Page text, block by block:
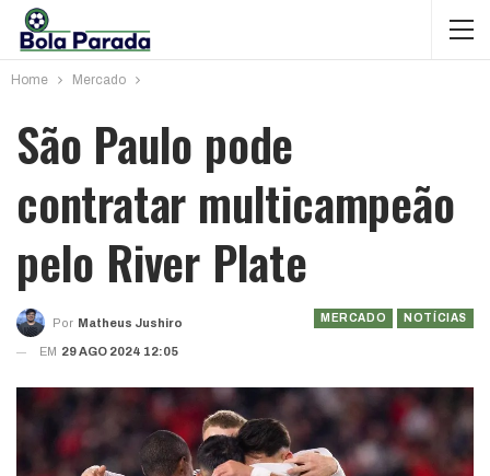
Home Mercado
São Paulo pode
contratar multicampeão
pelo River Plate
MERCADO NOTÍCIAS
Por Matheus Jushiro
EM 29 AGO 2024 12:05